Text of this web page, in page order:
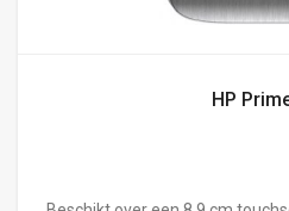
HP